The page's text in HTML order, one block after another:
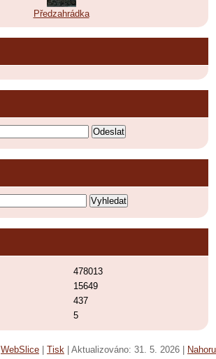
Předzahrádka
5
478013
15649
437
WebSlice Tisk Aktualizováno: 31. 5. 2026
Nahoru